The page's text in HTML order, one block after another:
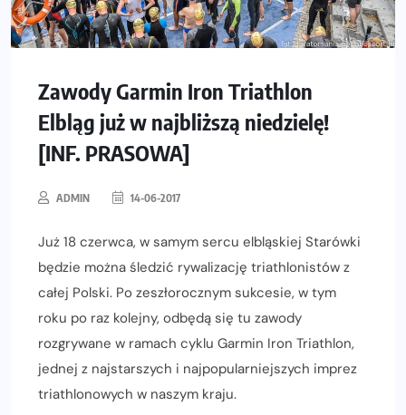
Zawody Garmin Iron Triathlon
Elbląg już w najbliższą niedzielę!
[INF. PRASOWA]
ADMIN 14-06-2017
Już 18 czerwca, w samym sercu elbląskiej Starówki
będzie można śledzić rywalizację triathlonistów z
całej Polski. Po zeszłorocznym sukcesie, w tym
roku po raz kolejny, odbędą się tu zawody
rozgrywane w ramach cyklu Garmin Iron Triathlon,
jednej z najstarszych i najpopularniejszych imprez
triathlonowych w naszym kraju.